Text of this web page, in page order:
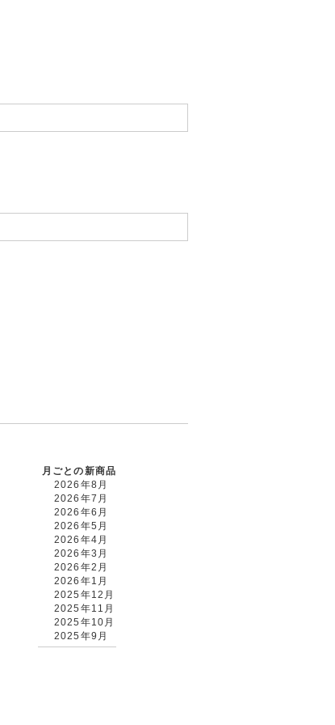
月ごとの新商品
2026年8月
2026年7月
2026年6月
2026年5月
2026年4月
2026年3月
2026年2月
2026年1月
2025年12月
2025年11月
2025年10月
2025年9月